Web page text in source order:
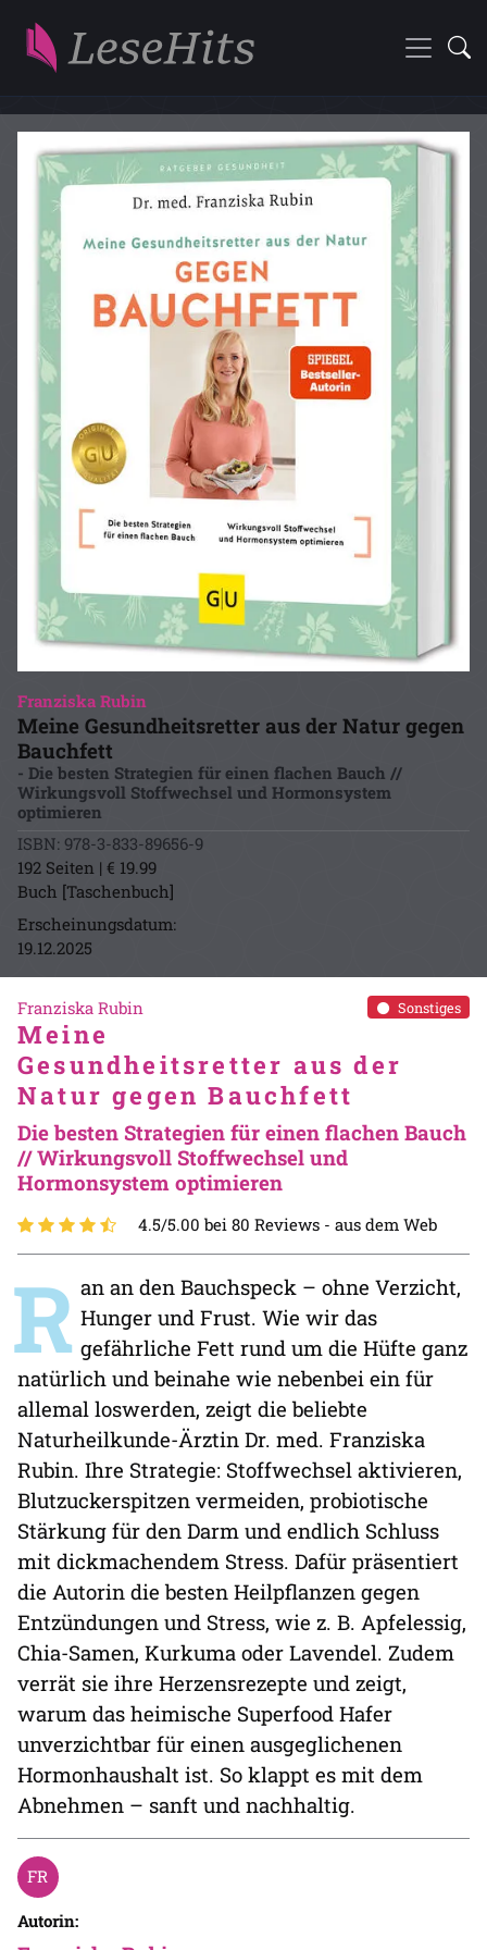
Franziska Rubin
Meine Gesundheitsretter aus der Natur gegen
Bauchfett
- Die besten Strategien für einen flachen Bauch //
Wirkungsvoll Stoffwechsel und Hormonsystem
optimieren
ISBN: 978-3-833-89656-9
192 Seiten | € 19.99
Buch [Taschenbuch]
Erscheinungsdatum:
19.12.2025
Sonstiges
Franziska Rubin
Meine
Gesundheitsretter aus der
Natur gegen Bauchfett
Die besten Strategien für einen flachen Bauch
// Wirkungsvoll Stoffwechsel und
Hormonsystem optimieren
4.5/5.00 bei 80 Reviews - aus dem Web
R an an den Bauchspeck – ohne Verzicht,
Hunger und Frust. Wie wir das
gefährliche Fett rund um die Hüfte ganz
natürlich und beinahe wie nebenbei ein für
allemal loswerden, zeigt die beliebte
Naturheilkunde-Ärztin Dr. med. Franziska
Rubin. Ihre Strategie: Stoffwechsel aktivieren,
Blutzuckerspitzen vermeiden, probiotische
Stärkung für den Darm und endlich Schluss
mit dickmachendem Stress. Dafür präsentiert
die Autorin die besten Heilpflanzen gegen
Entzündungen und Stress, wie z. B. Apfelessig,
Chia-Samen, Kurkuma oder Lavendel. Zudem
verrät sie ihre Herzensrezepte und zeigt,
warum das heimische Superfood Hafer
unverzichtbar für einen ausgeglichenen
Hormonhaushalt ist. So klappt es mit dem
Abnehmen – sanft und nachhaltig.
Autorin: